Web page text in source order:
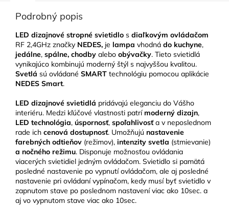
Podrobný popis
LED dizajnové stropné svietidlo s diaľkovým ovládačom
RF 2,4GHz značky NEDES, je lampa vhodná do kuchyne,
jedálne, spálne, chodby alebo obývačky. Tieto svietidlá
vynikajúco kombinujú moderný štýl s najvyššou kvalitou.
Svetlá sú ovládané SMART technológiu pomocou aplikácie
NEDES Smart.
LED dizajnové svietidlá pridávajú eleganciu do Vášho
interiéru. Medzi kľúčové vlastnosti patrímoderný dizajn,
LED technológia, úspornosť, spoľahlivosť a v neposlednom
rade ich cenová dostupnosť. Umožňujú nastavenie
farebných odtieňov (režimov), intenzity svetla (stmievanie)
a nočného režimu. Disponuje možnosťou ovládania
viacerých svietidiel jedným ovládačom. Svietidlo si pamätá
posledné nastavenie po vypnutí ovládačom, ale aj posledné
nastavenie pri ovládaní vypínačom, kedy musí byť svietidlo v
zapnutom stave po poslednom nastavení viac ako 10sec. a
aj vo vypnutom stave viac ako 10sec.